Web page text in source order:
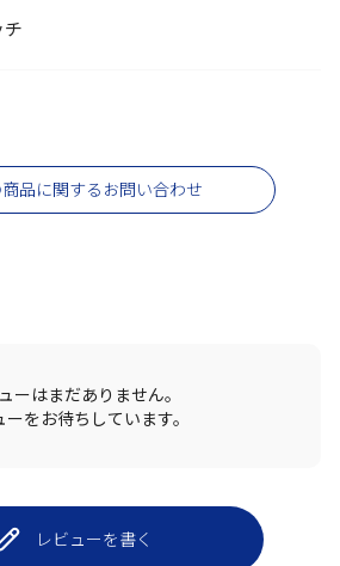
商品に関するお問い合わせ
ーはまだありません。
ーをお待ちしています。
レビューを書く